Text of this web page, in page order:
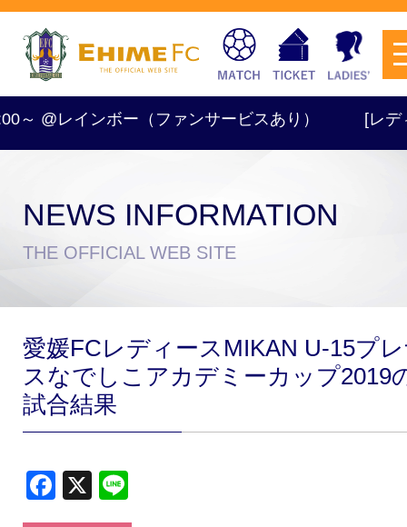
試合日程・結果 アクセス
クラブ・会社情報 レディース
チケットを購入
@レインボー（ファンサービスあり） [レディ
NEWS INFORMATION
THE OFFICIAL WEB SITE
愛媛FCレディースMIKAN U-15プ
スなでしこアカデミーカップ2019
試合結果
Facebook
X